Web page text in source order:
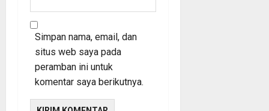
Simpan nama, email, dan
situs web saya pada
peramban ini untuk
komentar saya berikutnya.